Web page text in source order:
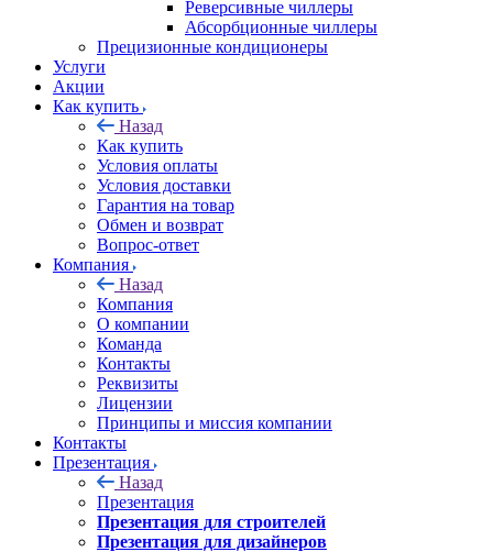
Реверсивные чиллеры
Абсорбционные чиллеры
Прецизионные кондиционеры
Услуги
Акции
Как купить
Назад
Как купить
Условия оплаты
Условия доставки
Гарантия на товар
Обмен и возврат
Вопрос-ответ
Компания
Назад
Компания
О компании
Команда
Контакты
Реквизиты
Лицензии
Принципы и миссия компании
Контакты
Презентация
Назад
Презентация
Презентация для строителей
Презентация для дизайнеров